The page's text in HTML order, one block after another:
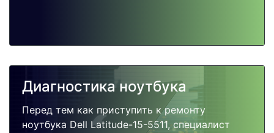
Диагностика ноутбука
Перед тем как приступить к ремонту
ноутбука Dell Latitude-15-5511, специалист